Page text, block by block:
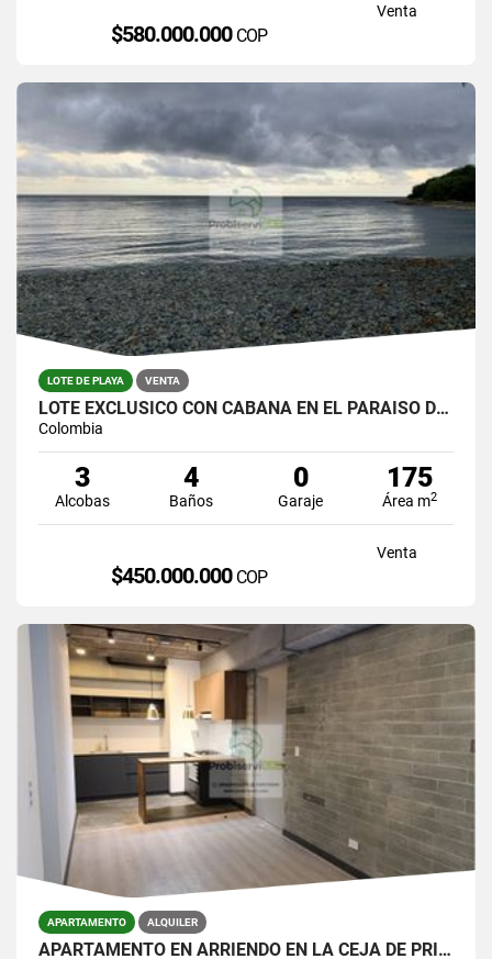
Venta
$580.000.000 COP
LOTE DE PLAYA VENTA
LOTE EXCLUSICO CON CABAÑA EN EL PARAISO DE CAPURGANÁ
Colombia
3
Alcobas
4
Baños
0
Garaje
175
Área m2
Venta
$450.000.000 COP
APARTAMENTO ALQUILER
APARTAMENTO EN ARRIENDO EN LA CEJA DE PRIMER PISO.